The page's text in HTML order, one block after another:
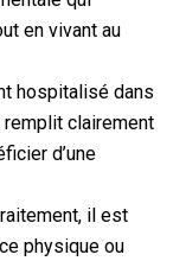
en vivant au
hospitalisé dans
clairement
d’une
il est
physique ou